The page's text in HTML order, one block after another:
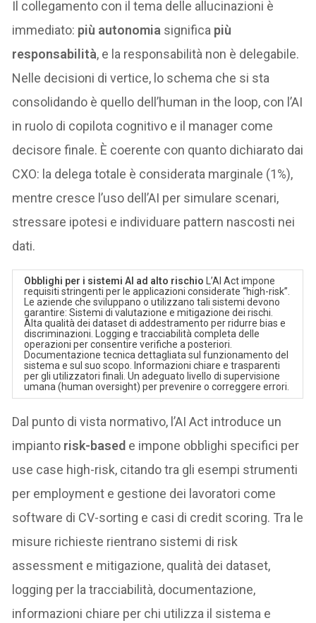
Il collegamento con il tema delle allucinazioni è
immediato: più autonomia significa più
responsabilità, e la responsabilità non è delegabile.
Nelle decisioni di vertice, lo schema che si sta
consolidando è quello dell’human in the loop, con l’AI
in ruolo di copilota cognitivo e il manager come
decisore finale. È coerente con quanto dichiarato dai
CXO: la delega totale è considerata marginale (1%),
mentre cresce l’uso dell’AI per simulare scenari,
stressare ipotesi e individuare pattern nascosti nei
dati.
Obblighi per i sistemi AI ad alto rischio L’AI Act impone
requisiti stringenti per le applicazioni considerate “high-risk”.
Le aziende che sviluppano o utilizzano tali sistemi devono
garantire: Sistemi di valutazione e mitigazione dei rischi.
Alta qualità dei dataset di addestramento per ridurre bias e
discriminazioni. Logging e tracciabilità completa delle
operazioni per consentire verifiche a posteriori.
Documentazione tecnica dettagliata sul funzionamento del
sistema e sul suo scopo. Informazioni chiare e trasparenti
per gli utilizzatori finali. Un adeguato livello di supervisione
umana (human oversight) per prevenire o correggere errori.
Dal punto di vista normativo, l’AI Act introduce un
impianto risk-based e impone obblighi specifici per
use case high-risk, citando tra gli esempi strumenti
per employment e gestione dei lavoratori come
software di CV-sorting e casi di credit scoring. Tra le
misure richieste rientrano sistemi di risk
assessment e mitigazione, qualità dei dataset,
logging per la tracciabilità, documentazione,
informazioni chiare per chi utilizza il sistema e